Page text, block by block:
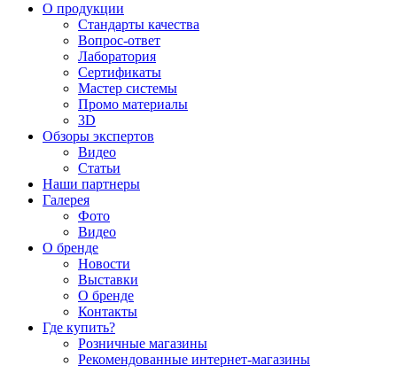
О продукции
Стандарты качества
Вопрос-ответ
Лаборатория
Сертификаты
Мастер системы
Промо материалы
3D
Обзоры экспертов
Видео
Статьи
Наши партнеры
Галерея
Фото
Видео
О бренде
Новости
Выставки
О бренде
Контакты
Где купить?
Розничные магазины
Рекомендованные интернет-магазины